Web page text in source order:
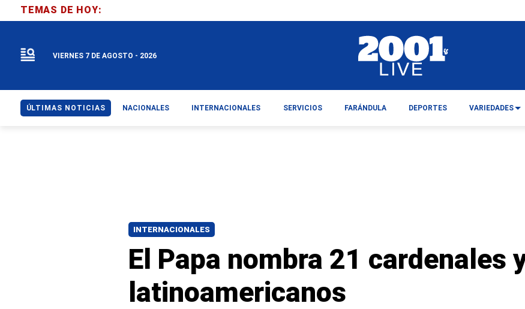
INTERNACIONALES
El Papa nombra 21 cardenales
latinoamericanos
TEMAS DE HOY:
VIERNES 7 DE AGOSTO - 2026
ÚLTIMAS NOTICIAS NACIONALES INTERNACIONALES SERVICIOS FARÁNDULA DEPORTES VARIEDADES